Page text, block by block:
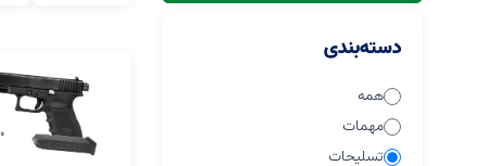
دسته‌بندی
همه
مهمات
تسلیحات